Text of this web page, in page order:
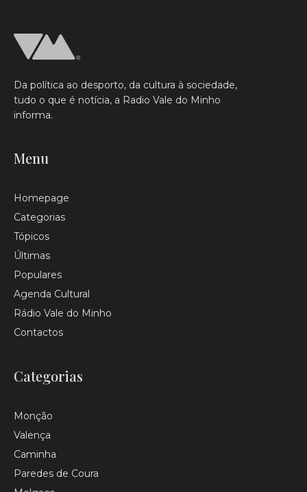
Da política ao desporto, da cultura à sociedade,
tudo o que é notícia, a Radio Vale do Minho
informa.
Menu
Homepage
Categorias
Tópicos
Últimas
Populares
Agenda Cultural
Rádio Vale do Minho
Contactos
Categorias
Monção
Valença
Caminha
Paredes de Coura